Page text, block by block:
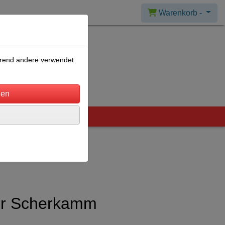
Warenkorb -
Scherkamm
andere verwendet